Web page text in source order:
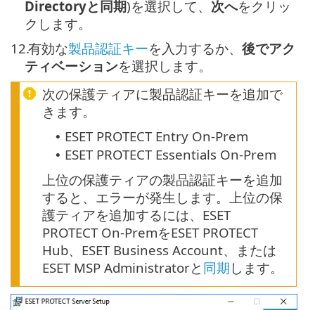
Directoryと同期)を選択して、 次へをクリッ
クします。
12.有効な製品認証キーを入力するか、 後でアク
ティベーションを選択します。
次の保護ティアに製品認証キーを追加で
きます。
• ESET PROTECT Entry On-Prem
• ESET PROTECT Essentials On-Prem
上位の保護ティアの製品認証キーを追加
すると、エラーが発生します。上位の保
護ティアを追加するには、ESET
PROTECT On-PremをESET PROTECT
Hub、ESET Business Account、または
ESET MSP Administratorと 同期 します。